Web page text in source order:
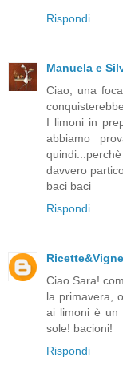
Rispondi
Manuela e
Ciao, una
I limoni in
abbiamo
davvero
baci baci
Rispondi
Ciao Sara!
la primavera,
ai limoni è un
sole! bacioni!
Rispondi